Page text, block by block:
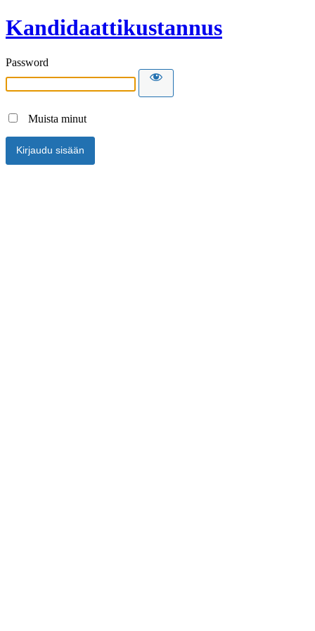
Kandidaattikustannus
Password
Muista minut